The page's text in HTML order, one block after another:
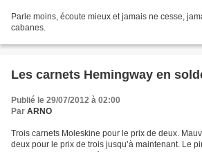
Parle moins, écoute mieux et jamais ne cesse,
cabanes.
Les carnets Hemingway en
Publié le 29/07/2012 à 02:00
Par ARNO
Trois carnets Moleskine pour le prix de deux.
deux pour le prix de trois jusqu’à maintenant. Le